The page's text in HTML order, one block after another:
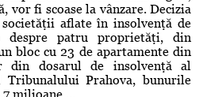
vor fi scoase la vânzare. Decizia
aflate în insolvenţă de
despre patru proprietăţi, din
bloc cu 23 de apartamente din
din dosarul de insolvenţă al
Prahova, bunurile